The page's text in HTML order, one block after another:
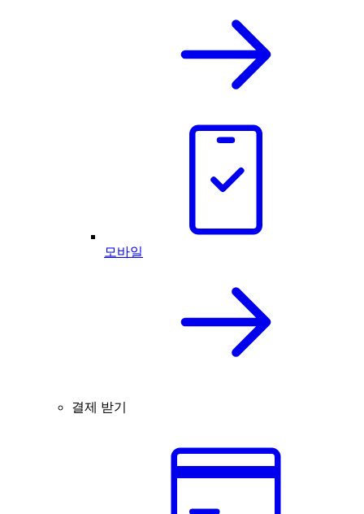
모바일
결제 받기